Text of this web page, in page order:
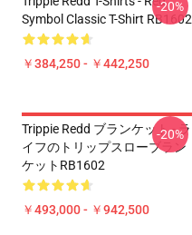
Symbol Classic T-Shirt RB1602
￥384,250 - ￥442,250
-20%
Trippie Redd ブランケット - ラ
イフのトリップスローブラン
ケットRB1602
￥493,000 - ￥942,500
-20%